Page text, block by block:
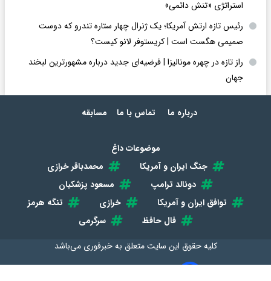
استراتژی «تنش دائمی»
رئیس تازه ارتش آمریکا؛ یک ژنرال چهار ستاره تندرو که دوست
صمیمی هگست است | کریستوفر لانو کیست؟
راز تازه در چهره مونالیزا | فرضیه‌ای جدید درباره مشهورترین لبخند
جهان
درباره ما تماس با ما مسابقه
موضوعات داغ
جنگ ایران و آمریکا
محمدباقر خرازی
دونالد ترامپ
مسعود پزشکیان
توافق ایران و آمریکا
خرازی
تنگه هرمز
فال حافظ
سرگرمی
کلیه حقوق این سایت متعلق بهخبرفوری می‌باشد